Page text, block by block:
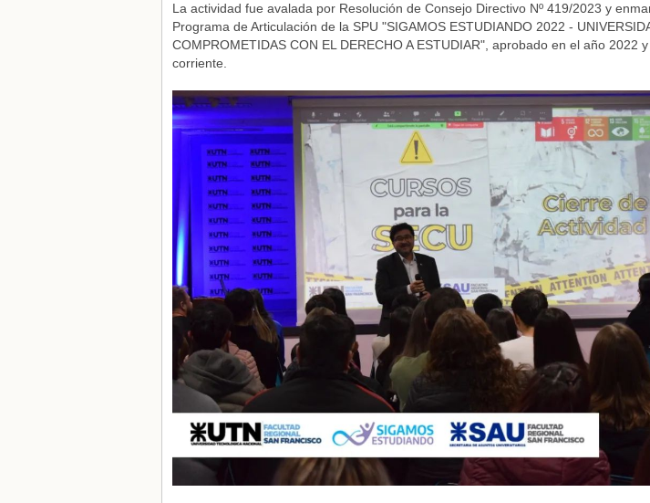
La actividad fue avalada por Resolución de Consejo Directivo Nº 419/2023 y
Programa de Articulación de la SPU "SIGAMOS ESTUDIANDO 2022 -
COMPROMETIDAS CON EL DERECHO A ESTUDIAR", aprobado en el año 2022
corriente.